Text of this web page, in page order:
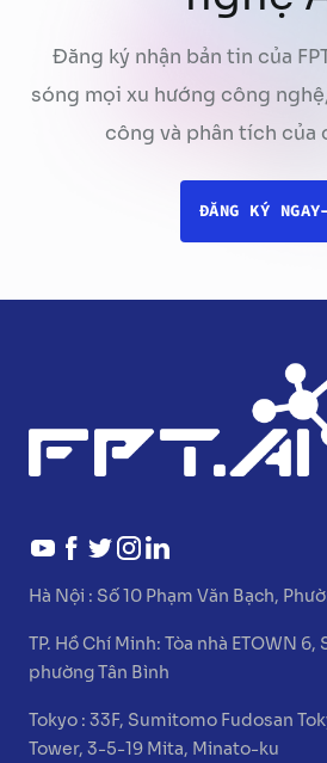
Đăng ký nhận bản tin của
sóng mọi xu hướng công
công và phân tích của
ĐĂNG KÝ NGAY
Hà Nội : Số 10 Phạm Văn Bạch,
TP. Hồ Chí Minh:Tòa nhà ETOWN 6,
phường Tân Bình
Tokyo :33F, Sumitomo Fudosan
Tower, 3-5-19 Mita, Minato-ku